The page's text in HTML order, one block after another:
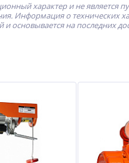
характер и не является
Информация о технических
основывается на последних